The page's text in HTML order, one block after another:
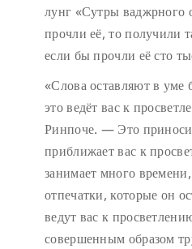
лунг «Сутры ваджрного
прочли её, то получили
если бы прочли её сто
«Слова оставляют в уме
это ведёт вас к
Ринпоче. — Это
приближает вас к
занимает много
отпечатки, которые он
ведут вас к
совершенным образом